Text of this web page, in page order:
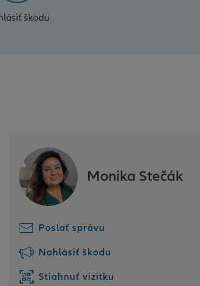
škodu
Monika Stečák
Poslať správu
Nahlásiť škodu
Stiahnuť vizitku